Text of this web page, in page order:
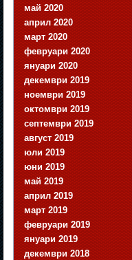
май 2020
април 2020
март 2020
февруари 2020
януари 2020
декември 2019
ноември 2019
октомври 2019
септември 2019
август 2019
юли 2019
юни 2019
май 2019
април 2019
март 2019
февруари 2019
януари 2019
декември 2018